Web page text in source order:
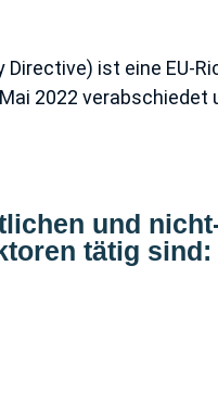
ist eine EU-
2022
und
tätig sind: